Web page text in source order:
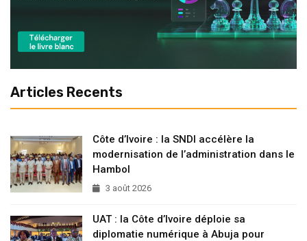
Articles Recents
Côte d’Ivoire : la SNDI accélère la
modernisation de l’administration dans le
Hambol
3 août 2026
UAT : la Côte d’Ivoire déploie sa
diplomatie numérique à Abuja pour